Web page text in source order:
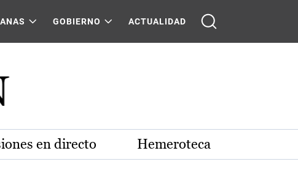
GOBIERNO ACTUALIDAD
en directo Hemeroteca